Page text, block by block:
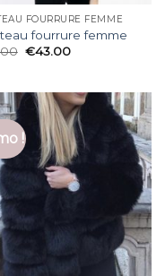
FOURRURE FEMME
fourrure femme
€43.00
!